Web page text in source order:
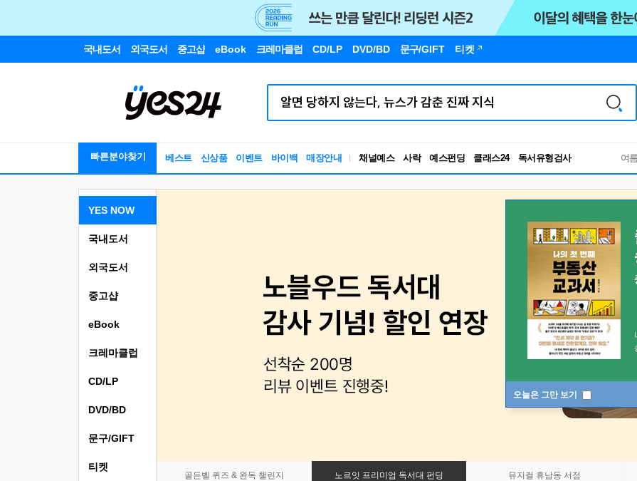
국내도서 외국도서 중고샵 eBook 크레마클럽 CD/LP DVD/BD 문구/GIFT 티켓
빠른분야찾기 베스트 신상품 이벤트 바이백 매장안내 채널예스 사락 예스펀딩 클래스24
RBTI Lab
독서유형검사
여
오늘은 그만 보기
YES NOW
골든벨 퀴즈 & 완독 챌린지 노르잇 프리미엄 독서대 펀딩 뮤지컬 휴남동 서점
국내도서
외국도서
중고샵
eBook
크레마클럽
CD/LP
DVD/BD
문구/GIFT
티켓